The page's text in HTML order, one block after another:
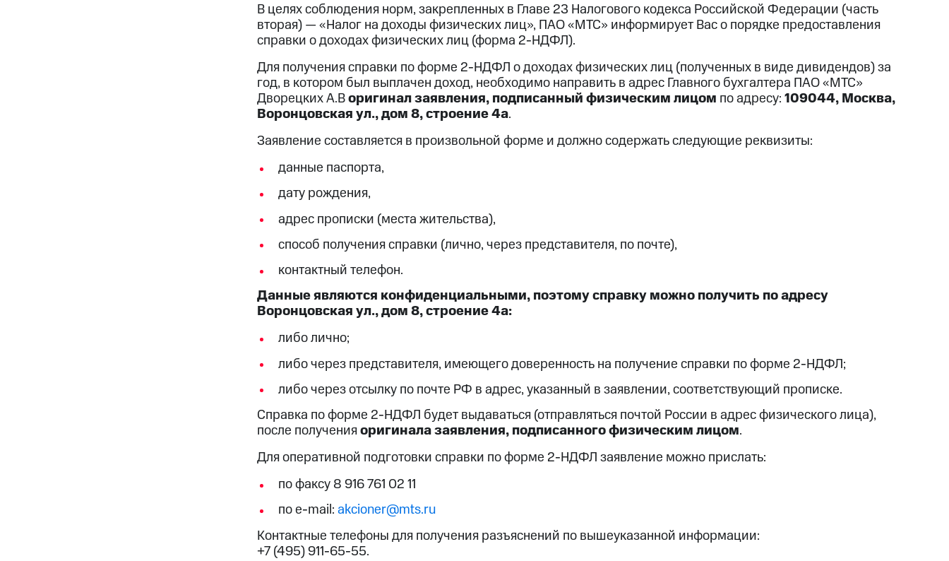
В целях соблюдения норм, закрепленных в Главе 23 Налогового кодекса Российской Федерации (часть
вторая) — «Налог на доходы физических лиц», ПАО «МТС» информирует Вас о порядке предоставления
справки о доходах физических лиц (форма 2-НДФЛ).
Для получения справки по форме 2-НДФЛ о доходах физических лиц (полученных в виде дивидендов) за
год, в котором был выплачен доход, необходимо направить в адрес Главного бухгалтера ПАО «МТС»
Дворецких А.Воригинал заявления, подписанный физическим лицом по адресу:109044, Москва,
Воронцовская ул., дом 8, строение 4а.
Заявление составляется в произвольной форме и должно содержать следующие реквизиты:
данные паспорта,
дату рождения,
адрес прописки (места жительства),
способ получения справки (лично, через представителя, по почте),
контактный телефон.
Данные являются конфиденциальными, поэтому справку можно получить по адресу
Воронцовская ул., дом 8, строение 4а:
либо лично;
либо через представителя, имеющего доверенность на получение справки по форме 2-НДФЛ;
либо через отсылку по почте РФ в адрес, указанный в заявлении, соответствующий прописке.
Справка по форме 2-НДФЛ будет выдаваться (отправляться почтой России в адрес физического лица),
после полученияоригинала заявления, подписанного физическим лицом.
Для оперативной подготовки справки по форме 2-НДФЛ заявление можно прислать:
по факсу 8 916 761 02 11
по e-mail: akcioner@mts.ru
Контактные телефоны для получения разъяснений по вышеуказанной информации:
+7 (495) 911-65-55.